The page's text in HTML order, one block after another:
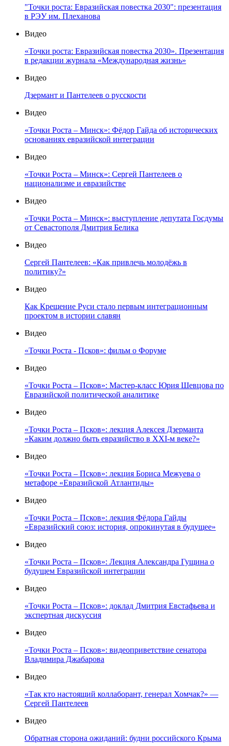
"Точки роста: Евразийская повестка 2030": презентация
в РЭУ им. Плеханова
Видео
«Точки роста: Евразийская повестка 2030». Презентация
в редакции журнала «Международная жизнь»
Видео
Дзермант и Пантелеев о русскости
Видео
«Точки Роста – Минск»: Фёдор Гайда об исторических
основаниях евразийской интеграции
Видео
«Точки Роста – Минск»: Сергей Пантелеев о
национализме и евразийстве
Видео
«Точки Роста – Минск»: выступление депутата Госдумы
от Севастополя Дмитрия Белика
Видео
Сергей Пантелеев: «Как привлечь молодёжь в
политику?»
Видео
Как Крещение Руси стало первым интеграционным
проектом в истории славян
Видео
«Точки Роста - Псков»: фильм о Форуме
Видео
«Точки Роста – Псков»: Мастер-класс Юрия Шевцова по
Евразийской политической аналитике
Видео
«Точки Роста – Псков»: лекция Алексея Дзерманта
«Каким должно быть евразийство в XXI-м веке?»
Видео
«Точки Роста – Псков»: лекция Бориса Межуева о
метафоре «Евразийской Атлантиды»
Видео
«Точки Роста – Псков»: лекция Фёдора Гайды
«Евразийский союз: история, опрокинутая в будущее»
Видео
«Точки Роста – Псков»: Лекция Александра Гущина о
будущем Евразийской интеграции
Видео
«Точки Роста – Псков»: доклад Дмитрия Евстафьева и
экспертная дискуссия
Видео
«Точки Роста – Псков»: видеоприветствие сенатора
Владимира Джабарова
Видео
«Так кто настоящий коллаборант, генерал Хомчак?» —
Сергей Пантелеев
Видео
Обратная сторона ожиданий: будни российского Крыма